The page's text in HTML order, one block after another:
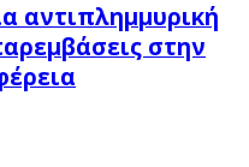
αντιπλημμυρική
στην